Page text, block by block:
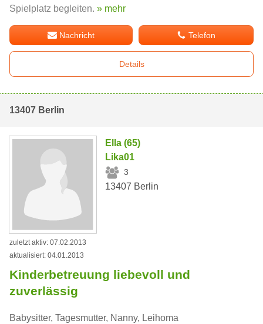
Spielplatz begleiten. » mehr
Nachricht Telefon
Details
13407 Berlin
Ella (65)
Lika01
3
13407 Berlin
zuletzt aktiv: 07.02.2013
aktualisiert: 04.01.2013
Kinderbetreuung liebevoll und
zuverlässig
Babysitter, Tagesmutter, Nanny, Leihoma